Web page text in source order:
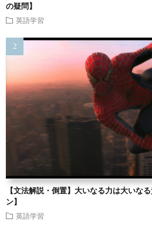
の疑問】
英語学習
【文法解説・倒置】大いなる力は大いな
ン】
英語学習